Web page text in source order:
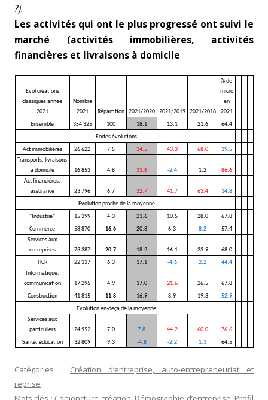
?).
Les activités qui ont le plus progressé ont suivi le
marché (activités immobilières, activités
financières et livraisons à domicile
Evol créations
classiques année
2021
Nombre
2021
Répartition 2021/2020 2021/2019 2021/2018
% de
micro
en
2021
Ensemble
354 325 100 18.1 13.1 21.6
64.4
Fortes évolutions
Act immobiliéres
26 622 7.5 34.5 43.3 68.0
39.5
Transports, livraisons
à domicile
16 853 4.8 33.6 -2.4 1.2
86.6
Act financiéres,
assurance
23 796 6.7 32.7 41.7 63.4
14.8
Evolution proche de la moyenne
"Industrie"
15 399 4.3 21.6 10.5 28.0
67.8
Commerce
58 870 16.6 20.8 6.3 8.2
57.4
Services aux
entreprises
73 387 20.7 18.2 16.1 23.9
68.0
HCR
22 337 6.3 17.1 -4.6 2.2
44.4
Informatique,
communication
17 295 4.9 17.0 21.6 26.5
67.8
Construction
41 815 11.8 16.9 8.9 19.3
52.9
Evolution en-deça de la moyenne
Services aux
particuliers
24 952 7.0 7.8 44.2 60.0
76.6
Santé, éducation
32 809 9.3 -4.8 -2.2 1.1 64.5
Catégories : Création d’entreprise, auto-entrepreneuriat et
reprise